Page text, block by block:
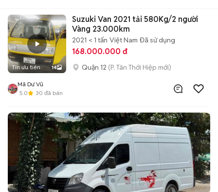
Tin ưu tiên 14
Suzuki Van 2021 tải 580Kg/2 người
Vàng 23.000km
2021 < 1 tấn Việt Nam Đã sử dụng
168.000.000 đ
Quận 12 (P. Tân Thới Hiệp mới)
Mã Dư Vũ
5.0
30 đã bán